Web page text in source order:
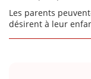
Les parents
désirent à leur